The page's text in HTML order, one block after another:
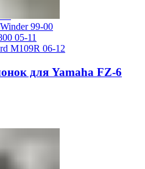
99-00
05-11
M109R 06-12
для Yamaha FZ-6